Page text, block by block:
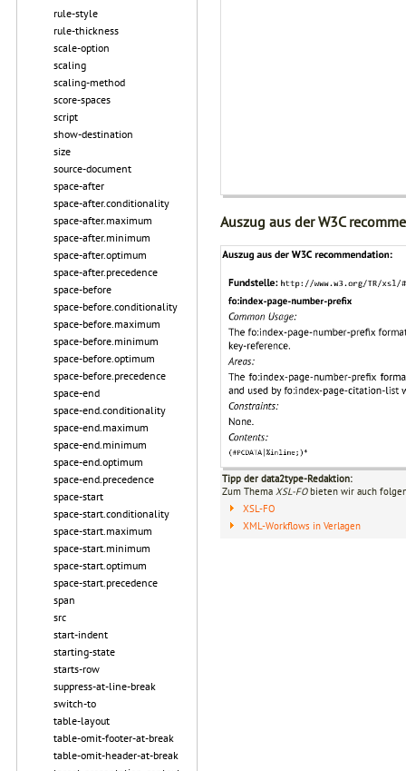
rule-style
rule-thickness
scale-option
scaling
scaling-method
score-spaces
script
show-destination
size
source-document
space-after
space-after.conditionality
space-after.maximum
space-after.minimum
space-after.optimum
space-after.precedence
space-before
space-before.conditionality
space-before.maximum
space-before.minimum
space-before.optimum
space-before.precedence
space-end
space-end.conditionality
space-end.maximum
space-end.minimum
space-end.optimum
space-end.precedence
space-start
space-start.conditionality
space-start.maximum
space-start.minimum
space-start.optimum
space-start.precedence
span
src
start-indent
starting-state
starts-row
suppress-at-line-break
switch-to
table-layout
table-omit-footer-at-break
table-omit-header-at-break
Auszug aus der W3C
Tipp der data2type-Redaktion:
Zum Thema XSL-FObieten wir auch
XSL-FO
XML-Workflows in Verlagen